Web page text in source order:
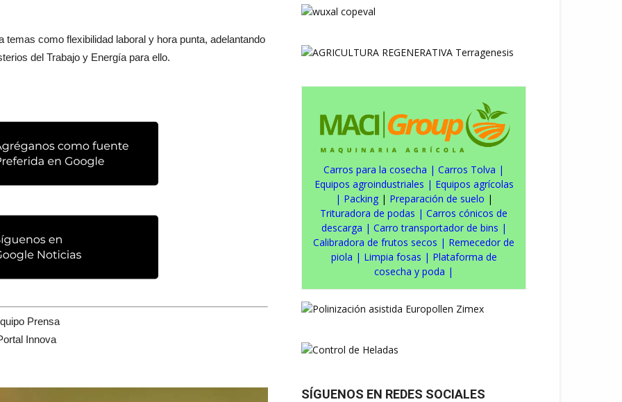
como flexibilidad laboral y hora punta, adelantando
del Trabajo y Energía para ello.
Prensa
Innova
Carros para la cosecha | Carros Tolva |
Equipos agroindustriales | Equipos agrícolas
| Packing| Preparación de suelo |
Trituradora de podas | Carros cónicos de
descarga | Carro transportador de bins |
Calibradora de frutos secos | Remecedor de
piola | Limpia fosas | Plataforma de
cosecha y poda |
SÍGUENOS EN REDES SOCIALES